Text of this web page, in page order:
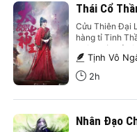
Thái Cổ
Cửu Thiên Đại
hàng tỉ Tinh
nhân, có thể
thành tu sĩ Võ
Thiên Đại…
Tịnh Vô
2h
Nhân Đạo